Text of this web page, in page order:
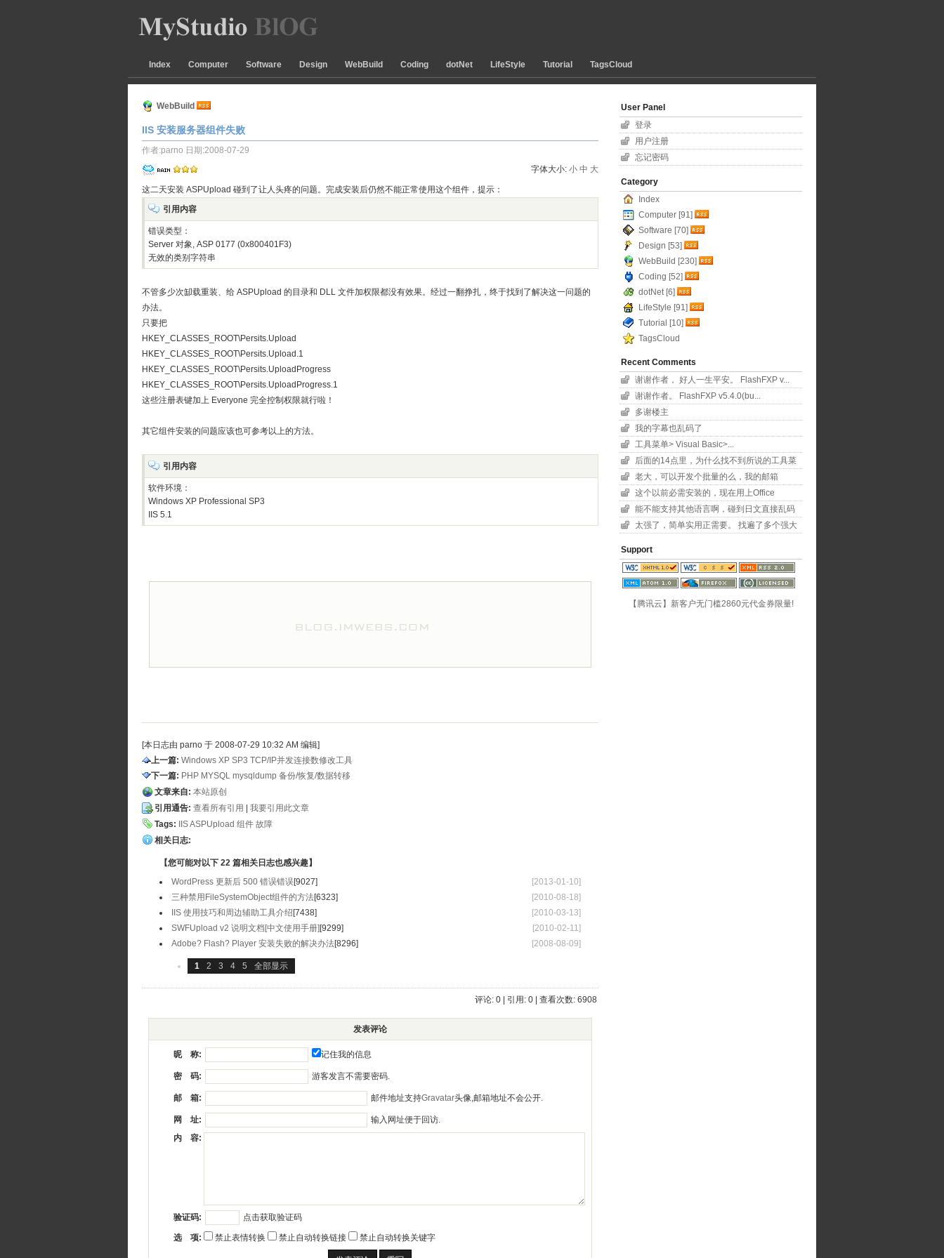
Index Computer Software Design WebBuild Coding dotNet LifeStyle Tutorial TagsCloud
WebBuild
IIS 安装服务器组件失败
作者:parno 日期:2008-07-29
字体大小: 小 中 大
这二天安装 ASPUpload 碰到了让人头疼的问题。完成安装后仍然不能正常使用这个组件，提示：
引用内容
错误类型：
Server 对象, ASP 0177 (0x800401F3)
无效的类别字符串
不管多少次缷载重装、给 ASPUpload 的目录和 DLL 文件加权限都没有效果。经过一翻挣扎，终于找到了解决这一问题的
办法。
只要把
HKEY_CLASSES_ROOT\Persits.Upload
HKEY_CLASSES_ROOT\Persits.Upload.1
HKEY_CLASSES_ROOT\Persits.UploadProgress
HKEY_CLASSES_ROOT\Persits.UploadProgress.1
这些注册表键加上 Everyone 完全控制权限就行啦！
其它组件安装的问题应该也可参考以上的方法。
引用内容
软件环境：
Windows XP Professional SP3
IIS 5.1
[本日志由 parno 于 2008-07-29 10:32 AM 编辑]
上一篇: Windows XP SP3 TCP/IP并发连接数修改工具
下一篇: PHP MYSQL mysqldump 备份/恢复/数据转移
文章来自: 本站原创
引用通告: 查看所有引用
我要引用此文章
Tags:
IISASPUpload 组件 故障
相关日志:
【您可能对以下 22 篇相关日志也感兴趣】
[2013-01-10]
WordPress 更新后 500 错误错误[9027]
[2010-08-18]
三种禁用FileSystemObject组件的方法[6323]
[2010-03-13]
IIS 使用技巧和周边辅助工具介绍 [7438]
[2010-02-11]
SWFUpload v2 说明文档[中文使用手册] [9299]
[2008-08-09]
Adobe? Flash? Player 安装失败的解决办法[8296]
1 2 3 4 5 全部显示
评论: 0 | 引用: 0 | 查看次数: 6908
发表评论
昵 称: 记住我的信息
密 码: 游客发言不需要密码.
邮 箱: 邮件地址支持Gravatar头像,邮箱地址不会公开.
网 址:
输入网址便于回访.
内 容:
验证码: 点击获取验证码
选 项: 禁止表情转换 禁止自动转换链接 禁止自动转换关键字
User Panel
登录
用户注册
忘记密码
Category
Index
Computer [91]
Software [70]
Design [53]
WebBuild [230]
Coding [52]
dotNet [6]
LifeStyle [91]
Tutorial [10]
TagsCloud
Recent Comments
谢谢作者， 好人一生平安。 FlashFXP v...
谢谢作者。 FlashFXP v5.4.0(bu...
多谢楼主
我的字幕也乱码了
工具菜单> Visual Basic>...
后面的14点里，为什么找不到所说的工具菜
单项？！
老大，可以开发个批量的么，我的邮箱
11626801...
这个以前必需安装的，现在用上Office
2007...
能不能支持其他语言啊，碰到日文直接乱码
了
太强了，简单实用正需要。 找遍了多个强大
Support
【腾讯云】新客户无门槛2860元代金券限量!